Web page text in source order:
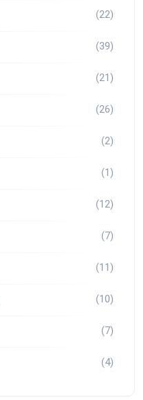
(22)
(39)
(21)
(26)
(2)
(1)
(12)
(7)
(11)
(10)
(7)
(4)